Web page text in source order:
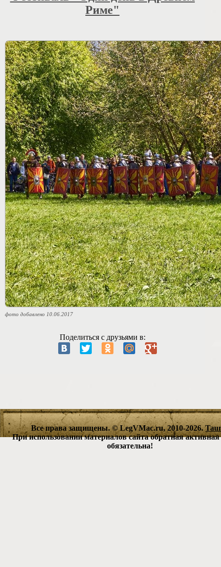
Риме"
фото добавлено 10.06.2017
Поделиться с друзьями в:
Все права защищены. © LegVMac.ru, 2010-2026.
При использовании материалов сайта обратная
обязательна!